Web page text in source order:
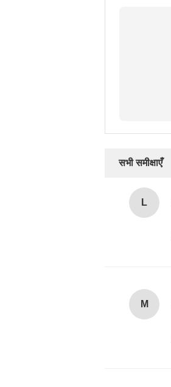
सभी समीक्षाएँ
L
M